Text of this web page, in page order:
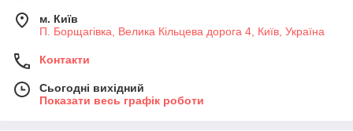
м. Київ
П. Борщагівка, Велика Кільцева дорога 4, Київ, Україна
Контакти
Сьогодні вихідний
Показати весь графік роботи